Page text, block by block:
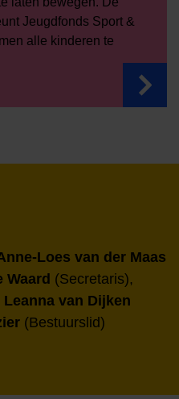
Jeugdfonds Sport &
alle kinderen te
Loes van der Maas
Waard (Secretaris),
Leanna van Dijken
(Bestuurslid)